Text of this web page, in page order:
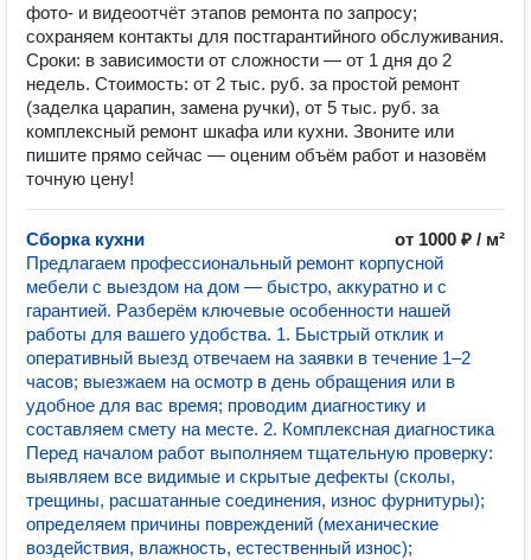
фото‑ и видеоотчёт этапов ремонта по запросу;
сохраняем контакты для постгарантийного обслуживания.
Сроки: в зависимости от сложности — от 1 дня до 2
недель. Стоимость: от 2 тыс. руб. за простой ремонт
(заделка царапин, замена ручки), от 5 тыс. руб. за
комплексный ремонт шкафа или кухни. Звоните или
пишите прямо сейчас — оценим объём работ и назовём
точную цену!
Сборка кухни
от 1000 ₽ / м²
Предлагаем профессиональный ремонт корпусной
мебели с выездом на дом — быстро, аккуратно и с
гарантией. Разберём ключевые особенности нашей
работы для вашего удобства. 1. Быстрый отклик и
оперативный выезд отвечаем на заявки в течение 1–2
часов; выезжаем на осмотр в день обращения или в
удобное для вас время; проводим диагностику и
составляем смету на месте. 2. Комплексная диагностика
Перед началом работ выполняем тщательную проверку:
выявляем все видимые и скрытые дефекты (сколы,
трещины, расшатанные соединения, износ фурнитуры);
определяем причины повреждений (механические
воздействия, влажность, естественный износ);